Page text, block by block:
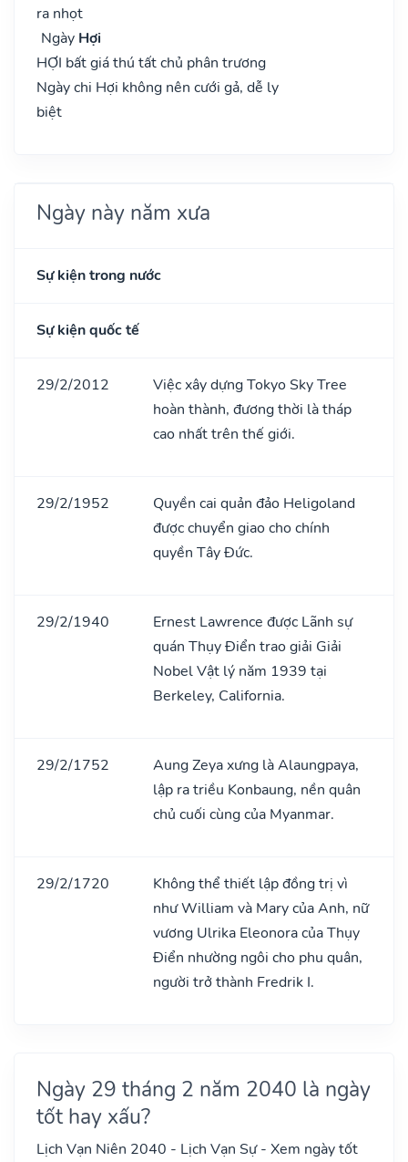
ra nhọt
Ngày Hợi
HỢI bất giá thú tất chủ phân trương
Ngày chi Hợi không nên cưới gả, dễ ly
biệt
Ngày này năm xưa
Sự kiện trong nước
Sự kiện quốc tế
29/2/2012
Việc xây dựng Tokyo Sky Tree
hoàn thành, đương thời là tháp
cao nhất trên thế giới.
29/2/1952
Quyền cai quản đảo Heligoland
được chuyển giao cho chính
quyền Tây Đức.
29/2/1940
Ernest Lawrence được Lãnh sự
quán Thụy Điển trao giải Giải
Nobel Vật lý năm 1939 tại
Berkeley, California.
29/2/1752
Aung Zeya xưng là Alaungpaya,
lập ra triều Konbaung, nền quân
chủ cuối cùng của Myanmar.
29/2/1720
Không thể thiết lập đồng trị vì
như William và Mary của Anh, nữ
vương Ulrika Eleonora của Thụy
Điển nhường ngôi cho phu quân,
người trở thành Fredrik I.
Ngày 29 tháng 2 năm 2040 là ngày
tốt hay xấu?
Lịch Vạn Niên 2040 - Lịch Vạn Sự - Xem ngày tốt